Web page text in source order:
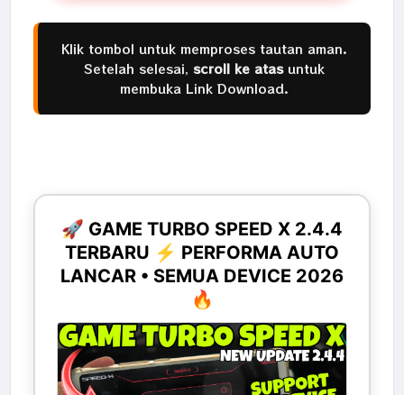
Klik tombol untuk memproses tautan aman.
Setelah selesai, scroll ke atasuntuk
membuka Link Download.
🚀 GAME TURBO SPEED X 2.4.4
TERBARU ⚡ PERFORMA AUTO
LANCAR • SEMUA DEVICE 2026
🔥